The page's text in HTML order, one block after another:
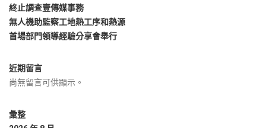
終止調查壹傳媒事務
無人機助監察工地熱工序和熱源
首場部門領導經驗分享會舉行
近期留言
尚無留言可供顯示。
彙整